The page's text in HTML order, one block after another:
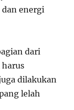
energi
dari
dilakukan
lelah